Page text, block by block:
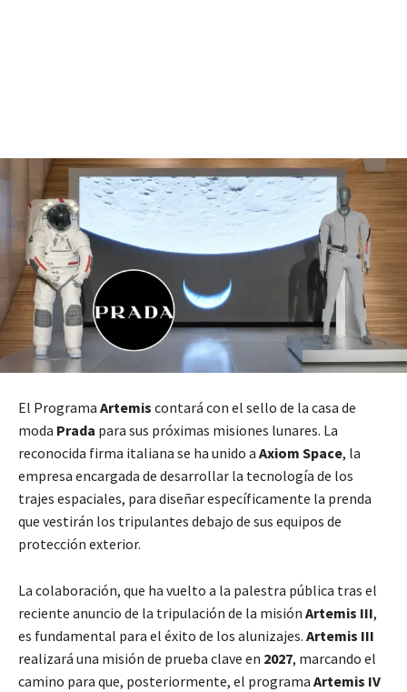
El Programa Artemis contará con el sello de la casa de
moda Prada para sus próximas misiones lunares. La
reconocida firma italiana se ha unido a Axiom Space, la
empresa encargada de desarrollar la tecnología de los
trajes espaciales, para diseñar específicamente la prenda
que vestirán los tripulantes debajo de sus equipos de
protección exterior.
La colaboración, que ha vuelto a la palestra pública tras el
reciente anuncio de la tripulación de la misión Artemis III,
es fundamental para el éxito de los alunizajes. Artemis III
realizará una misión de prueba clave en 2027, marcando el
camino para que, posteriormente, el programa Artemis IV